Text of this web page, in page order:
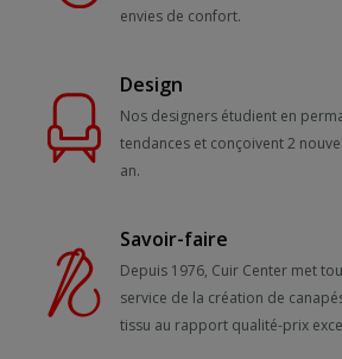
envies de confort.
Design
Nos designers étudient en
tendances et conçoivent 2
an.
Savoir-faire
Depuis 1976, Cuir Center met
service de la création de
tissu au rapport qualité-prix